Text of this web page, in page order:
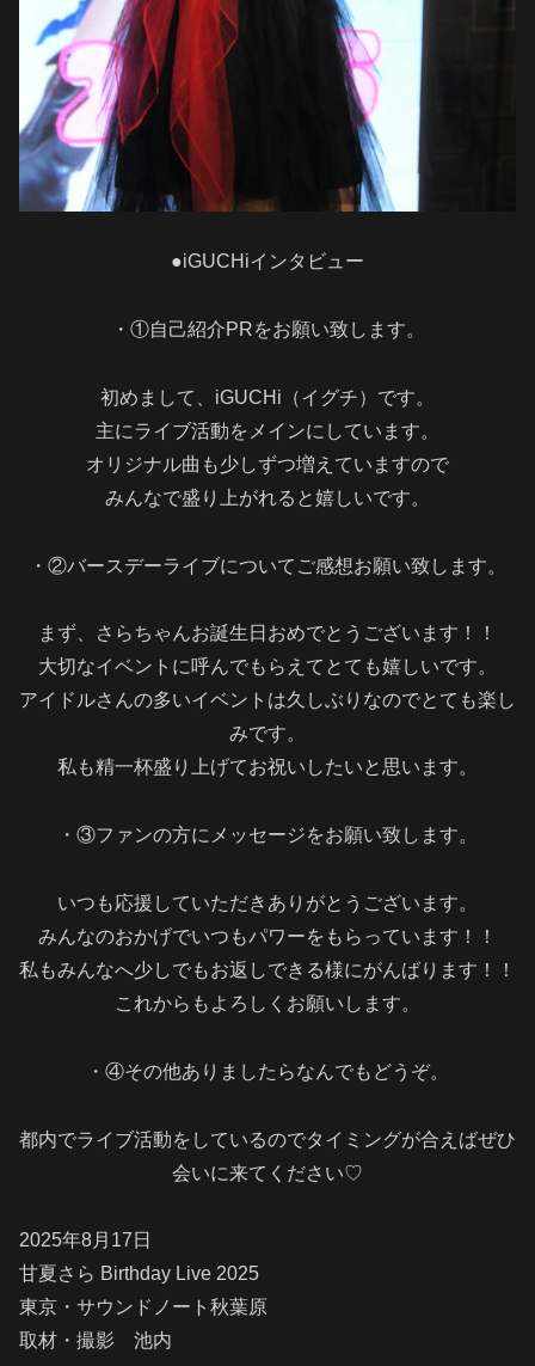
●iGUCHiインタビュー
・①自己紹介PRをお願い致します。
初めまして、iGUCHi（イグチ）です。
主にライブ活動をメインにしています。
オリジナル曲も少しずつ増えていますので
みんなで盛り上がれると嬉しいです。
・②バースデーライブについてご感想お願い致します。
まず、さらちゃんお誕生日おめでとうございます！！
大切なイベントに呼んでもらえてとても嬉しいです。
アイドルさんの多いイベントは久しぶりなのでとても楽し
みです。
私も精一杯盛り上げてお祝いしたいと思います。
・③ファンの方にメッセージをお願い致します。
いつも応援していただきありがとうございます。
みんなのおかげでいつもパワーをもらっています！！
私もみんなへ少しでもお返しできる様にがんばります！！
これからもよろしくお願いします。
・④その他ありましたらなんでもどうぞ。
都内でライブ活動をしているのでタイミングが合えばぜひ
会いに来てください♡
2025年8月17日
甘夏さら Birthday Live 2025
東京・サウンドノート秋葉原
取材・撮影 池内